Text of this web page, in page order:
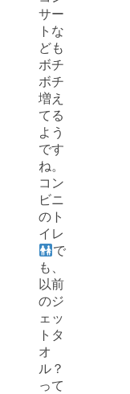
サー
トな
ども
ボチ
ボチ
増え
てる
よう
です
ね。
コン
ビニ
のト
イレ
で
も、
以前
のジ
ェッ
トタ
オ
ル？
って